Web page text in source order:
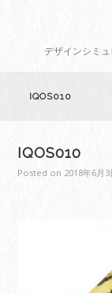
デザインシミ
IQOS010
IQOS010
Posted on 2018年6月3